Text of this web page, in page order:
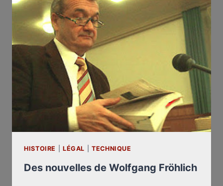
FAURISSON
ENREGISTRÉE
LE
30
SEPTEMBRE
1999
HISTOIRE LÉGAL TECHNIQUE
Des nouvelles de Wolfgang Fröhlich